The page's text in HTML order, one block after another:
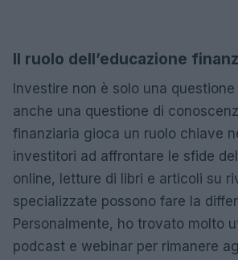
Il ruolo dell’educazione
Investire non è solo una
anche una questione di
finanziaria gioca un ruolo chiave
investitori ad affrontare le sfide
online, letture di libri e articoli su
specializzate possono fare la
Personalmente, ho trovato molto
podcast e webinar per rimanere